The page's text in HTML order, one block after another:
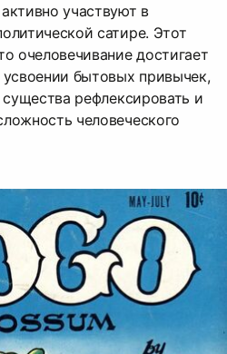
участвуют в
сатире. Этот
очеловечивание достигает
бытовых привычек,
рефлексировать и
человеческого